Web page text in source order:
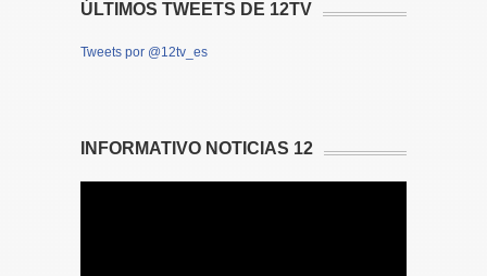
ÚLTIMOS TWEETS DE 12TV
Tweets por @12tv_es
INFORMATIVO NOTICIAS 12